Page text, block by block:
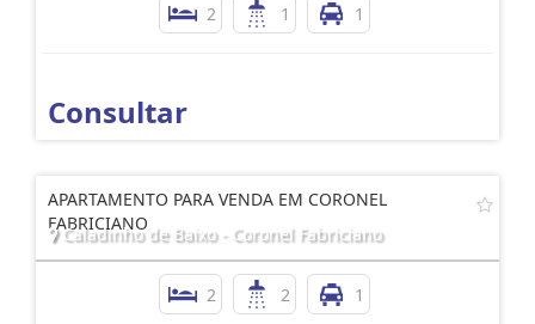
2 1 1
Consultar
APARTAMENTO PARA VENDA EM CORONEL
FABRICIANO
Caladinho de Baixo - Coronel Fabriciano
2 2 1